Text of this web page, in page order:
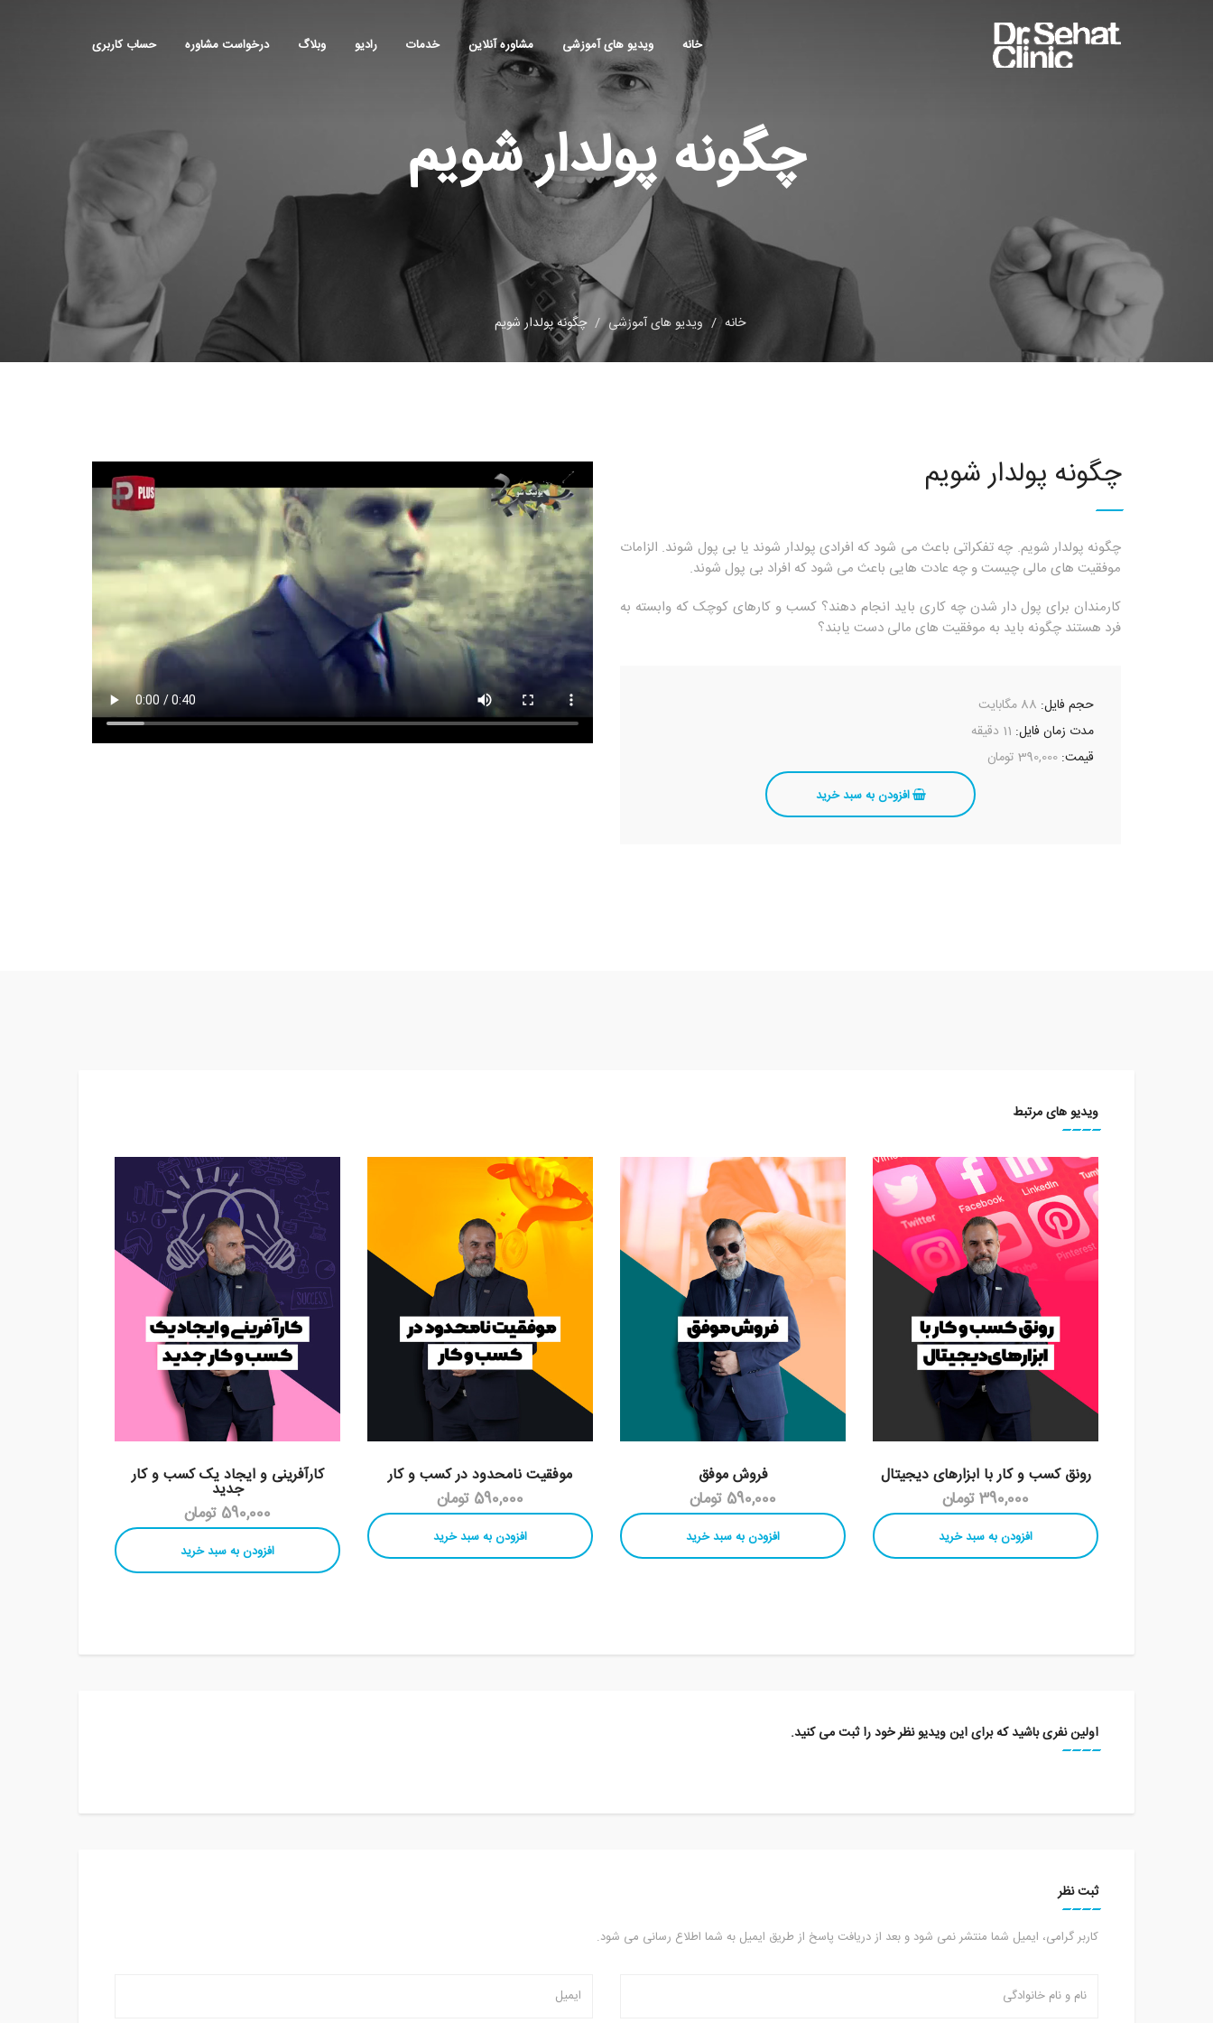
خانه ویدیو های آموزشی مشاوره آنلاین خدمات رادیو وبلاگ درخواست مشاوره حساب کاربری
خانه ویدیو های آموزشی چگونه پولدار شویم
چگونه پولدار شویم
چگونه پولدار شویم
چگونه پولدار شویم. چه تفکراتی باعث می شود که افرادی پولدار شوند یا بی پول شوند. الزامات
موفقیت های مالی چیست و چه عادت هایی باعث می شود که افراد بی پول شوند.
کارمندان برای پول دار شدن چه کاری باید انجام دهند؟ کسب و کارهای کوچک که وابسته به
فرد هستند چگونه باید به موفقیت های مالی دست یابند؟
حجم فایل: 88 مگابایت
مدت زمان فایل: 11 دقیقه
قیمت: 390,000 تومان
افزودن به سبد خرید
ویدیو های مرتبط
رونق کسب و کار با ابزارهای دیجیتال
390,000 تومان
افزودن به سبد خرید
فروش موفق
590,000 تومان
افزودن به سبد خرید
موفقیت نامحدود در کسب و کار
590,000 تومان
افزودن به سبد خرید
کارآفرینی و ایجاد یک کسب و کار
جدید
590,000 تومان
افزودن به سبد خرید
اولین نفری باشید که برای این ویدیو نظر خود را ثبت می کنید.
ثبت نظر
کاربر گرامی، ایمیل شما منتشر نمی شود و بعد از دریافت پاسخ از طریق ایمیل به شما اطلاع رسانی می شود.